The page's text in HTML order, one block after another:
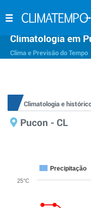
Climatologia em
Clima e Previsão do Tempo
Climatologia e
Pucon - CL
Precipitação
25°C